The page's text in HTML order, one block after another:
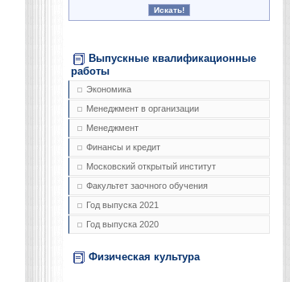
Выпускные квалификационные
работы
Экономика
Менеджмент в организации
Менеджмент
Финансы и кредит
Московский открытый институт
Факультет заочного обучения
Год выпуска 2021
Год выпуска 2020
Физическая культура